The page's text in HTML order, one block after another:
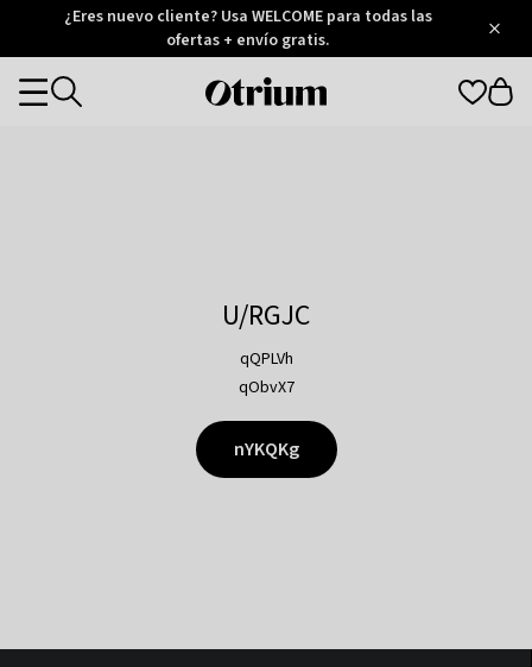
Otrium
Trustpilot
¿Eres nuevo cliente? Usa WELCOME para todas las
ofertas + envío gratis.
Otrium
Categories
U/RGJC
qQPLVh
qObvX7
nYKQKg